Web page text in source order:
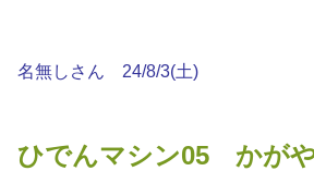
名無しさん 24/8/3(土)
ひでんマシン05 かが